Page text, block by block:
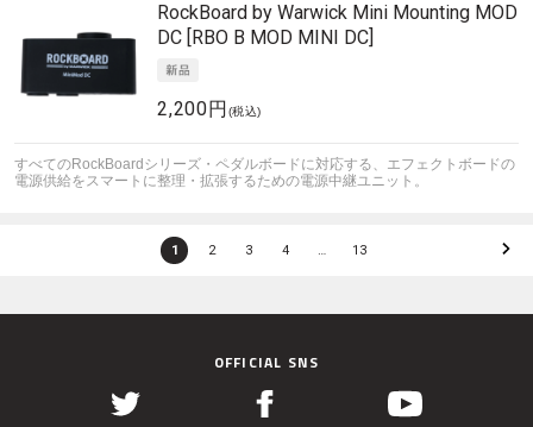
RockBoard by Warwick Mini Mounting MOD
DC [RBO B MOD MINI DC]
2,200円 (税込)
すべてのRockBoardシリーズ・ペダルボードに対応する、エフェクトボードの
電源供給をスマートに整理・拡張するための電源中継ユニット。
1 2 3 4 … 13
OFFICIAL SNS